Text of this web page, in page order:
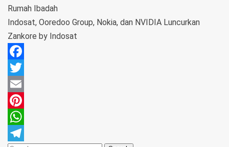
Rumah Ibadah
Indosat, Ooredoo Group, Nokia, dan NVIDIA Luncurkan
Zankore by Indosat
Facebook
Twitter
Email
Pinterest
WhatsApp